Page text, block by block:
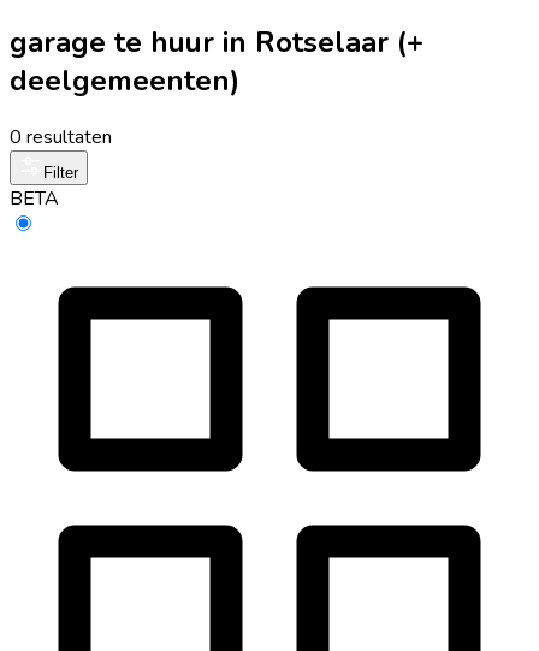
garage te huur in Rotselaar (+
deelgemeenten)
0 resultaten
Filter
BETA